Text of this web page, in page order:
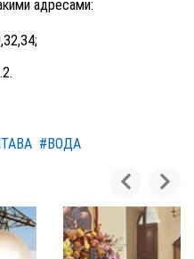
адресами:
#ВОДА